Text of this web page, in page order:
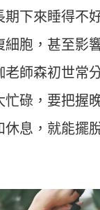
期下來睡得不
細胞，甚至影
老師森初世常
忙碌，要把握
休息，就能擺